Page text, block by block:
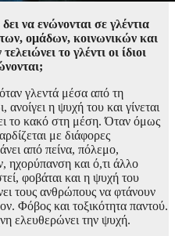
να ενώνονται σε γλέντια
ομάδων, κοινωνικών και
το γλέντι οι ίδιοι
γλεντά μέσα από τη
η ψυχή του και γίνεται
το κακό στη μέση. Όταν όμως
με διάφορες
από πείνα, πόλεμο,
ηχορύπανση και ό,τι άλλο
φοβάται και η ψυχή του
τους ανθρώπους να φτάνουν
Φόβος και τοξικότητα παντού.
ελευθερώνει την ψυχή.